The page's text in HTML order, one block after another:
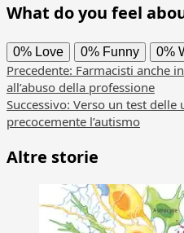
What do you feel
0% Love 0% Funny 0%
Navigazione
articolo
Precedente: Farmacisti anche
all’abuso della professione
Successivo: Verso un test delle
precocemente l’autismo
Altre storie